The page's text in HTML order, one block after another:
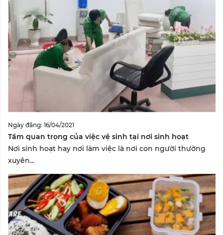
Ngày đăng: 16/04/2021
Tầm quan trọng của việc vệ sinh tại nơi sinh hoạt
Nơi sinh hoạt hay nơi làm việc là nơi con người thường
xuyên...